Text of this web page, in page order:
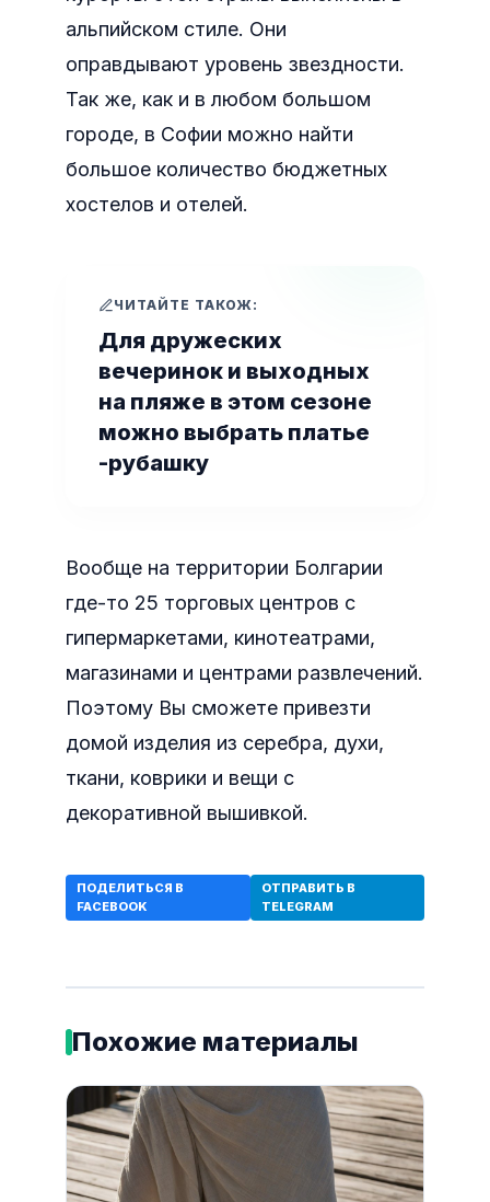
альпийском стиле. Они
оправдывают уровень звездности.
Так же, как и в любом большом
городе, в Софии можно найти
большое количество бюджетных
хостелов и отелей.
ЧИТАЙТЕ ТАКОЖ:
Для дружеских
вечеринок и выходных
на пляже в этом сезоне
можно выбрать платье
-рубашку
Вообще на территории Болгарии
где-то 25 торговых центров с
гипермаркетами, кинотеатрами,
магазинами и центрами развлечений.
Поэтому Вы сможете привезти
домой изделия из серебра, духи,
ткани, коврики и вещи с
декоративной вышивкой.
ПОДЕЛИТЬСЯ В
FACEBOOK
ОТПРАВИТЬ В
TELEGRAM
Похожие материалы